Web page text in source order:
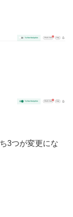
3つが変更にな